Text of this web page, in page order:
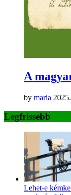
A
by maria
Legfrissebb
Lehet-e